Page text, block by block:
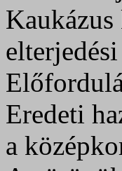
Eredeti
a